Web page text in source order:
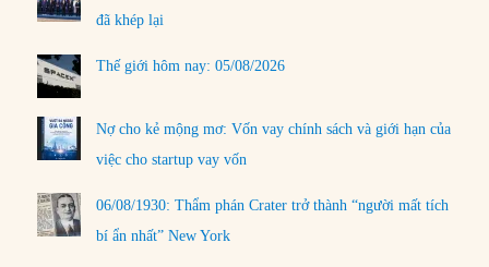
đã khép lại
Thế giới hôm nay: 05/08/2026
Nợ cho kẻ mộng mơ: Vốn vay chính sách và giới hạn của
việc cho startup vay vốn
06/08/1930: Thẩm phán Crater trở thành “người mất tích
bí ẩn nhất” New York